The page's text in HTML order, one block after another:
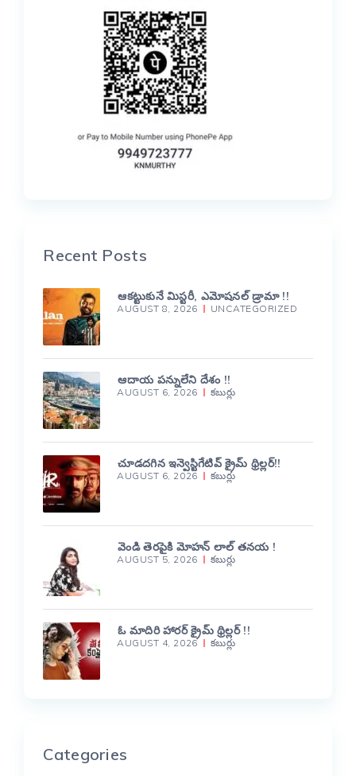
Recent Posts
ఆకట్టుకునే మిస్టరీ, ఎమోషనల్ డ్రామా !!
AUGUST 8, 2026 UNCATEGORIZED
ఆదాయ పన్నులేని దేశం !!
AUGUST 6, 2026 కబుర్లు
చూడదగిన ఇన్వెస్టిగేటివ్ క్రైమ్ థ్రిల్లర్!!
AUGUST 6, 2026 కబుర్లు
వెండి తెరపైకి మోహన్ లాల్ తనయ !
AUGUST 5, 2026 కబుర్లు
ఓ మాదిరి హారర్ క్రైమ్ థ్రిల్లర్ !!
AUGUST 4, 2026 కబుర్లు
Categories